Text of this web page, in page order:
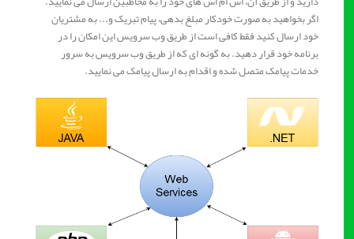
اگر بخواهید به صورت خودکار مبلغ بدهی، پیام تبریک و... به مشتریان
خود ارسال کنید فقط کافی است از طریق وب سرویس این امکان را در
برنامه خود قرار دهید. به گونه ای که از طریق وب سرویس به سرور
خدمات پیامک متصل شده و اقدام به ارسال پیامک می نمایید.